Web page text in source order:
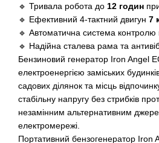
🔹 Тривала робота до 12 годин
🔹 Ефективний 4-тактний двигун 7
🔹 Автоматична система контролю
🔹 Надійна сталева рама та
Бензиновий генератор Iron Angel
електроенергією заміських
садових ділянок та місць
стабільну напругу без стрибків
незамінним альтернативним
електромережі.
Портативний бензогенератор